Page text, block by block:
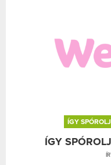
ÍGY
ÍGY